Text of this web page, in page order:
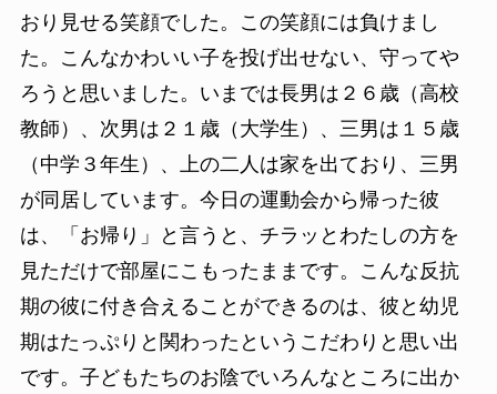
おり見せる笑顔でした。この笑顔には負けまし
た。こんなかわいい子を投げ出せない、守ってや
ろうと思いました。いまでは長男は２６歳（高校
教師）、次男は２１歳（大学生）、三男は１５歳
（中学３年生）、上の二人は家を出ており、三男
が同居しています。今日の運動会から帰った彼
は、「お帰り」と言うと、チラッとわたしの方を
見ただけで部屋にこもったままです。こんな反抗
期の彼に付き合えることができるのは、彼と幼児
期はたっぷりと関わったというこだわりと思い出
です。子どもたちのお陰でいろんなところに出か